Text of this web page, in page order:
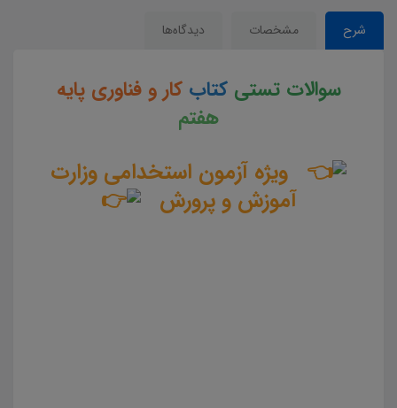
شرح مشخصات دیدگاه‌ها
سوالات تستی کتابکار و فناوری پایه
هفتم
ویژه آزمون استخدامی وزارت
آموزش و پرورش